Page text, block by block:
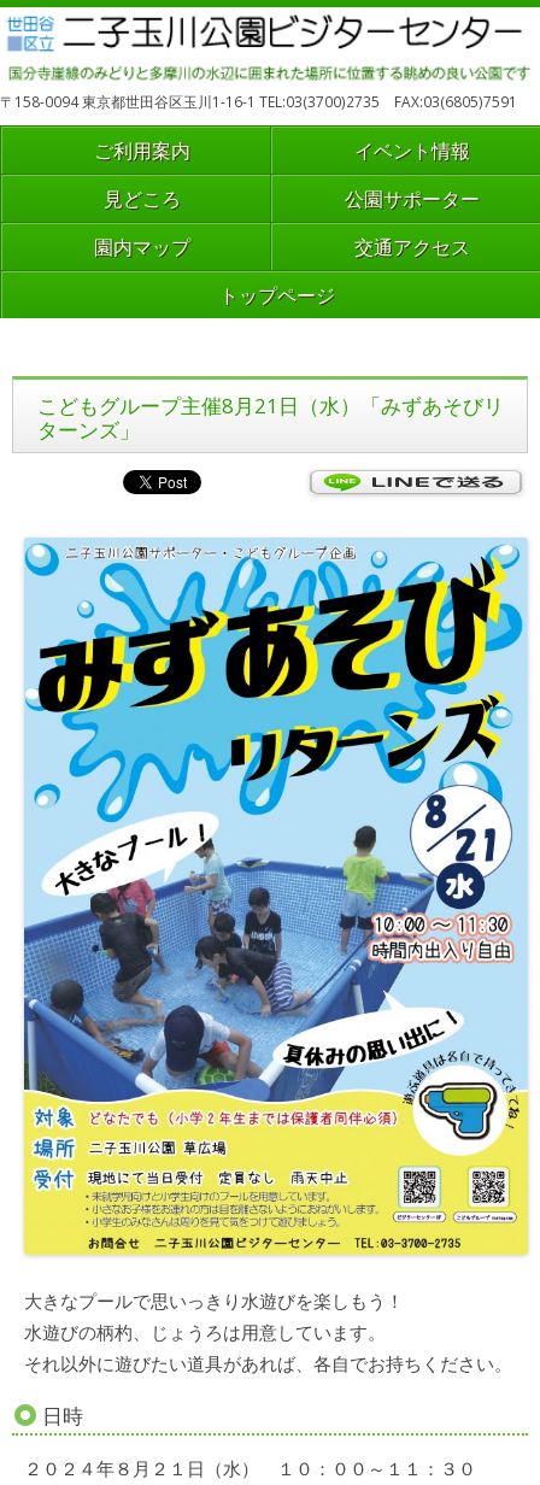
〒158-0094 東京都世田谷区玉川1-16-1 TEL:03(3700)2735 FAX:03(6805)7591
ご利用案内 イベント情報
見どころ 公園サポーター
園内マップ 交通アクセス
トップページ
こどもグループ主催8月21日（水）「みずあそびリ
ターンズ」
大きなプールで思いっきり水遊びを楽しもう！
水遊びの柄杓、じょうろは用意しています。
それ以外に遊びたい道具があれば、各自でお持ちください。
日時
２０２４年８月２１日（水） １０：００～１１：３０